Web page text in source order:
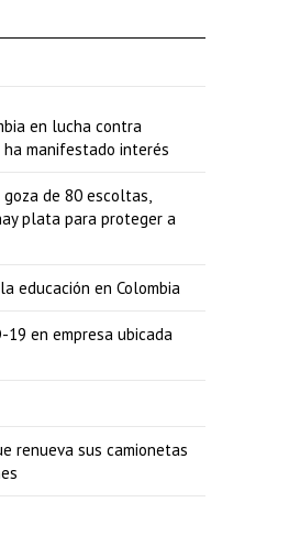
en lucha contra
ha manifestado interés
de 80 escoltas,
plata para proteger a
educación en Colombia
19 en empresa ubicada
renueva sus camionetas